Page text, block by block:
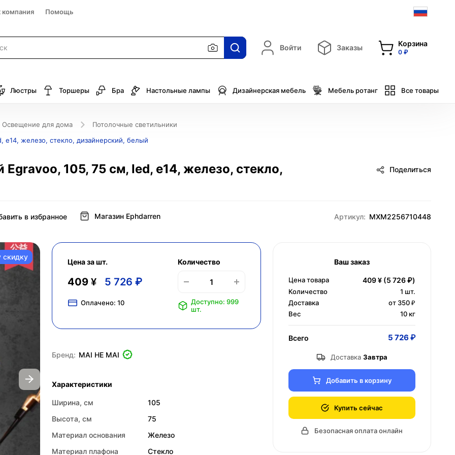
компания Помощь
Войти Заказы Корзина
0 ₽
Люстры Торшеры Бра Настольные лампы Дизайнерская мебель Мебель ротанг Все товары
Освещение для дома
Потолочные светильники
e14, железо, стекло, дизайнерский, белый
105, 75 см, led, e14, железо, стекло,
в избранное
Поделиться
Магазин Ephdarren Артикул: MXM2256710448
скидку
Цена за шт.
409 ¥ 5 726 ₽
Оплачено: 10
Количество
Доступно: 999
шт.
Бренд: MAI HE MAI
Характеристики
Ширина, см
105
Высота, см
75
Материал основания
Железо
Материал плафона
Стекло
Ваш заказ
Цена товара 409 ¥ (5 726 ₽)
Количество 1 шт.
Доставка
от 350 ₽
Вес
10 кг
Всего 5 726 ₽
Доставка Завтра
Добавить в корзину
Купить сейчас
Безопасная оплата онлайн